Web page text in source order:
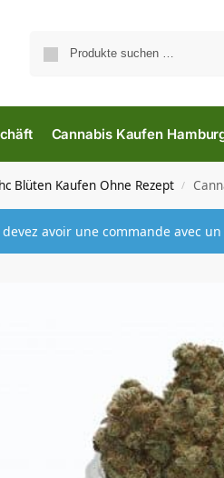
Cannabis Kaufen
Blüten Kaufen Ohne Rezept /
devez avoir une commande avec